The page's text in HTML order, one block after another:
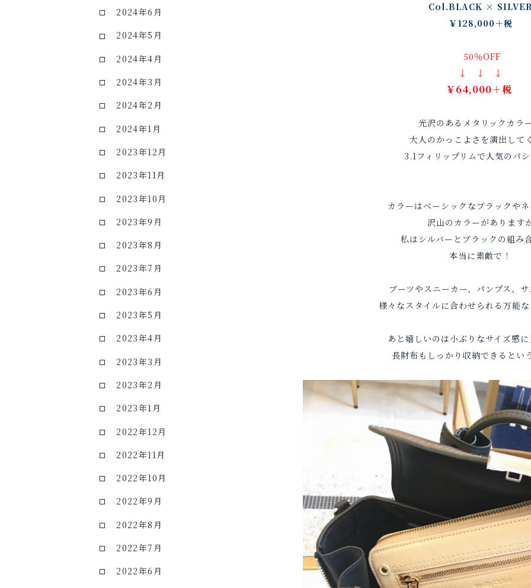
2024年6月
2024年5月
2024年4月
2024年3月
2024年2月
2024年1月
2023年12月
2023年11月
2023年10月
2023年9月
2023年8月
2023年7月
2023年6月
2023年5月
2023年4月
2023年3月
2023年2月
2023年1月
2022年12月
2022年11月
2022年10月
2022年9月
2022年8月
2022年7月
2022年6月
Col.BLACK ×
￥128,000＋税
50％OFF
↓ ↓ ↓
￥64,000＋税
光沢のあるメタリックカラ
大人のかっこよさを演出して
3.1フィリップリムで人気のパ
カラーはベーシックなブラックや
沢山のカラーがあります
私はシルバーとブラックの組み
本当に素敵で！
ブーツやスニーカー、パンプス、
様々なスタイルに合わせられる万能
あと嬉しいのは小ぶりなサイズ感
長財布もしっかり収納できるとい